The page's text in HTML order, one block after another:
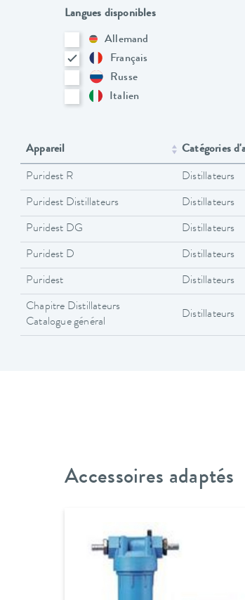
Langues disponibles
Allemand
Français
Russe
Italien
Appareil Catégories
Puridest R Distillateurs
Puridest Distillateurs Distillateurs
Puridest DG Distillateurs
Puridest D Distillateurs
Puridest Distillateurs
Chapitre Distillateurs
Catalogue général
Distillateurs
Accessoires adaptés